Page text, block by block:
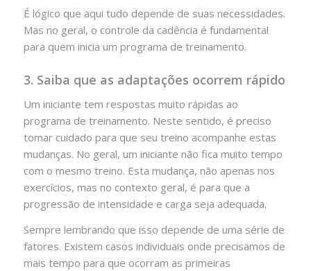
É lógico que aqui tudo depende de suas necessidades.
Mas no geral, o controle da cadência é fundamental
para quem inicia um programa de treinamento.
3. Saiba que as adaptações ocorrem rápido
Um iniciante tem respostas muito rápidas ao
programa de treinamento. Neste sentido, é preciso
tomar cuidado para que seu treino acompanhe estas
mudanças. No geral, um iniciante não fica muito tempo
com o mesmo treino. Esta mudança, não apenas nos
exercícios, mas no contexto geral, é para que a
progressão de intensidade e carga seja adequada.
Sempre lembrando que isso depende de uma série de
fatores. Existem casos individuais onde precisamos de
mais tempo para que ocorram as primeiras